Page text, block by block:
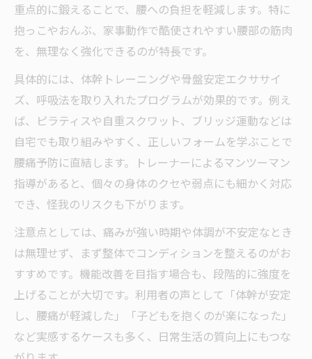
重点的に鍛えることで、腰への負担を軽減します。特に
抱っこやおんぶ、家事動作で酷使されやすい腰部の筋肉
を、無理なく強化できるのが特長です。
具体的には、体幹トレーニングや骨盤安定エクササイ
ズ、呼吸法を取り入れたプログラムが効果的です。例え
ば、ピラティスや自重スクワット、ブリッジ運動などは
自宅でも取り組みやすく、正しいフォームを学ぶことで
腰痛予防に直結します。トレーナーによるマンツーマン
指導があると、個々の身体のクセや弱点にも細かく対応
でき、怪我のリスクも下がります。
注意点としては、痛みが強い時期や体調が不安定なとき
は無理せず、まず整体でコンディションを整えるのがお
すすめです。機能改善を目指す場合も、段階的に強度を
上げることが大切です。利用者の声として「体幹が安定
し、腰痛が軽減した」「子どもを抱くのが楽になった」
など実感するケースも多く、日常生活の質向上にもつな